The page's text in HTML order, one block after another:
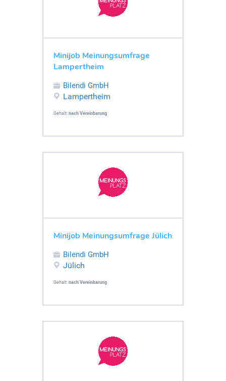
Minijob Meinungsumfrage
Lampertheim
Bilendi GmbH
Lampertheim
Gehalt: nach Vereinbarung
Minijob Meinungsumfrage Jülich
Bilendi GmbH
Jülich
Gehalt: nach Vereinbarung